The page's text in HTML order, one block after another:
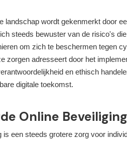
landschap wordt gekenmerkt door
steeds bewuster van de risico's
om zich te beschermen tegen
zorgen adresseert door het
en ethisch
digitale toekomst.
Online
is een steeds grotere zorg voor